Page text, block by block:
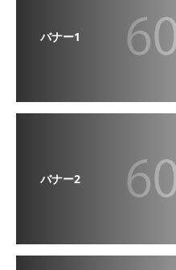
バナー1
バナー2